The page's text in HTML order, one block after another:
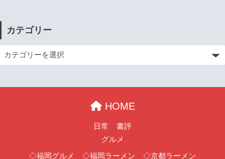
カテゴリー
HOME
日常
書評
グルメ
◇福岡グルメ ◇福岡ラーメン ◇京都ラーメン